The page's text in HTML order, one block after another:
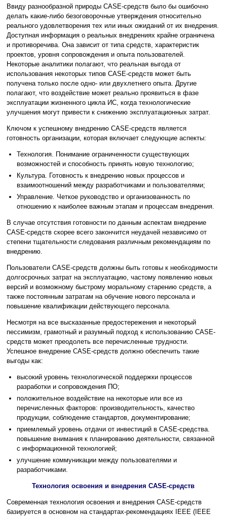
Ввиду разнообразной природы CASE-средств было бы ошибочно
делать какие-либо безоговорочные утверждения относительно
реального удовлетворения тех или иных ожиданий от их внедрения.
Доступная информация о реальных внедрениях крайне ограничена
и противоречива. Она зависит от типа средств, характеристик
проектов, уровня сопровождения и опыта пользователей.
Некоторые аналитики полагают, что реальная выгода от
использования некоторых типов CASE-средств может быть
получена только после одно- или двухлетнего опыта. Другие
полагают, что воздействие может реально проявиться в фазе
эксплуатации жизненного цикла ИС, когда технологические
улучшения могут привести к снижению эксплуатационных затрат.
Ключом к успешному внедрению CASE-средств является
готовность организации, которая включает следующие аспекты:
Технология. Понимание ограниченности существующих
возможностей и способность принять новую технологию;
Культура. Готовность к внедрению новых процессов и
взаимоотношений между разработчиками и пользователями;
Управление. Четкое руководство и организованность по
отношению к наиболее важным этапам и процессам внедрения.
В случае отсутствия готовности по данным аспектам внедрение
CASE-средств скорее всего закончится неудачей независимо от
степени тщательности следования различным рекомендациям по
внедрению.
Пользователи CASE-средств должны быть готовы к необходимости
долгосрочных затрат на эксплуатацию, частому появлению новых
версий и возможному быстрому моральному старению средств, а
также постоянным затратам на обучение нового персонала и
повышение квалификации действующего персонала.
Несмотря на все высказанные предостережения и некоторый
пессимизм, грамотный и разумный подход к использованию CASE-
средств может преодолеть все перечисленные трудности.
Успешное внедрение CASE-средств должно обеспечить такие
выгоды как:
высокий уровень технологической поддержки процессов
разработки и сопровождения ПО;
положительное воздействие на некоторые или все из
перечисленных факторов: производительность, качество
продукции, соблюдение стандартов, документирование;
приемлемый уровень отдачи от инвестиций в CASE-средства.
повышение внимания к планированию деятельности, связанной
с информационной технологией;
улучшение коммуникации между пользователями и
разработчиками.
Технология освоения и внедрения CASE-средств
Современная технология освоения и внедрения CASE-средств
базируется в основном на стандартах-рекомендациях IEEE (IEEE